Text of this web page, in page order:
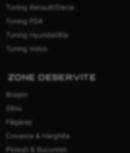
Tuning Renault/Dacia
Tuning PSA
Tuning Hyundai/Kia
Tuning Volvo
ZONE DESERVITE
Brașov
Sibiu
Făgăraș
Covasna & Harghita
Ploiești & București